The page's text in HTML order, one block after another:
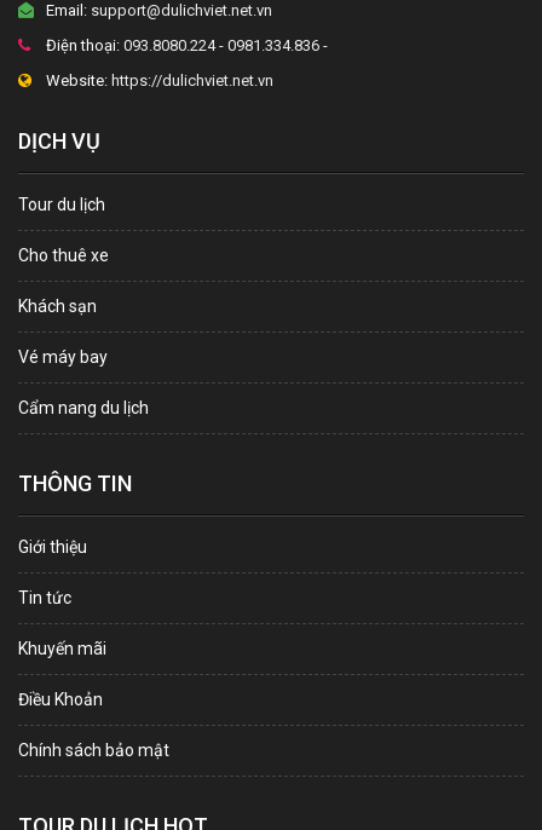
Email: support@dulichviet.net.vn
Điện thoại: 093.8080.224 - 0981.334.836 -
Website: https://dulichviet.net.vn
DỊCH VỤ
Tour du lịch
Cho thuê xe
Khách sạn
Vé máy bay
Cẩm nang du lịch
THÔNG TIN
Giới thiệu
Tin tức
Khuyến mãi
Điều Khoản
Chính sách bảo mật